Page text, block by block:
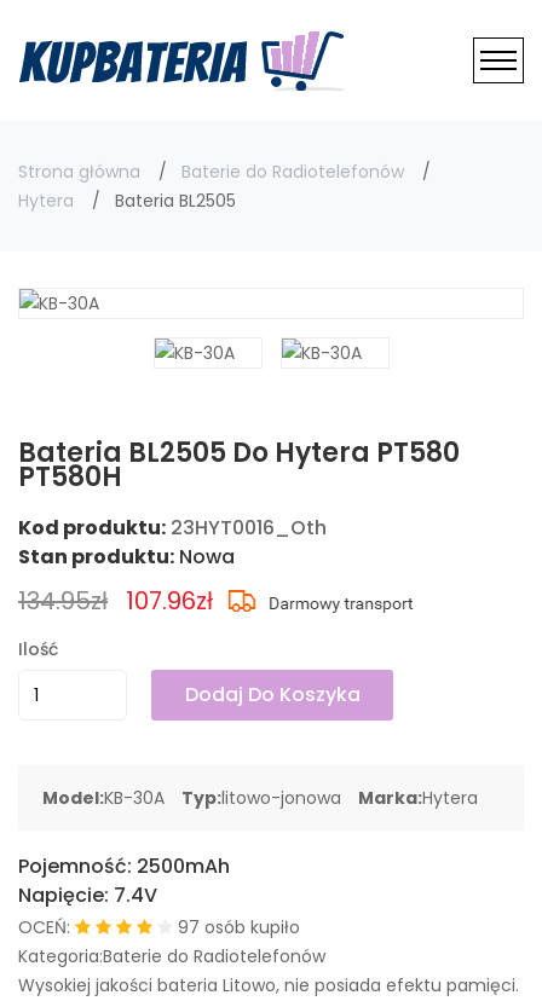
Strona główna
Baterie do Radiotelefonów
Hytera
Bateria BL2505
Bateria BL2505 Do Hytera PT580
PT580H
Kod produktu: 23HYT0016_Oth
Stan produktu: Nowa
134.95zł 107.96zł
Ilość
Dodaj Do Koszyka
Model:KB-30A Typ:litowo-jonowa Marka:Hytera
Pojemność: 2500mAh
Napięcie: 7.4V
OCEŃ:
97 osób kupiło
Kategoria:Baterie do Radiotelefonów
Wysokiej jakości bateria Litowo, nie posiada efektu pamięci.